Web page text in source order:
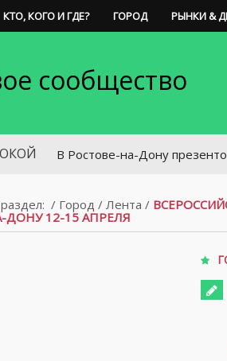
КТО, КОГО И ГДЕ? ГОРОД РЫНКИ &
сообщество
В Ростове-на-Дону презентовали
/ Город / Лента /
ДОНУ 12-15 АПРЕЛЯ